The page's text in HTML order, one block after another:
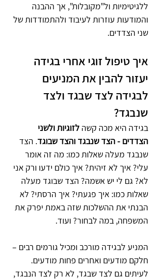
ללגיטימיות ול"מקובלות", אך ההבנה
והמודעות עוזרות לעיבוד ולהתמודדות של
שני הצדדים.
איך טיפול זוגי אחרי בגידה
יעזור להבין את המניעים
לבגידה לצד שבגד ולצד
שנבגד?
בגידה היא מכה קשה לזוגיות ולשני
הצדדים - הצד שנבגד והצד שבוגד. הצד
שנבגד מעלה שאלות כמו: מה זה אומר
עלי? איך לא זיהית? איך כולם ידעו ורק אני
לא? גם לי יש אשמה? הצד שבוגד מעלה
שאלות כמו: איך פגעתי? איך הרסתי? לא
הבנתי את ההשלכות שזה באמת יפרק את
המשפחה, במה לבחור? ועוד.
המניע לבגידה מורכב ומכיל גורמים רבים –
חלקם מודעים ואחרים פחות מודעים.
לעיתים גם לצד שבגד, לא רק לצד הנבגד,